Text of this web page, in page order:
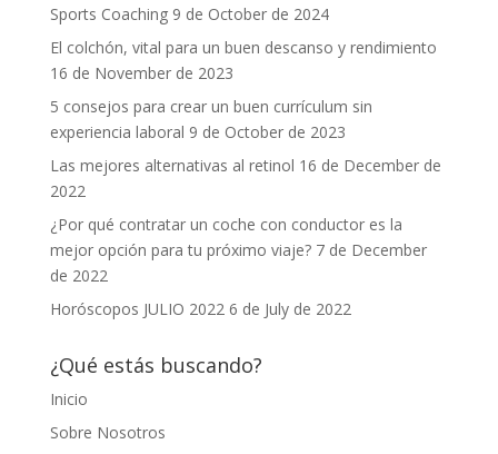
Sports Coaching 9 de October de 2024
El colchón, vital para un buen descanso y rendimiento
16 de November de 2023
5 consejos para crear un buen currículum sin
experiencia laboral 9 de October de 2023
Las mejores alternativas al retinol 16 de December de
2022
¿Por qué contratar un coche con conductor es la
mejor opción para tu próximo viaje? 7 de December
de 2022
Horóscopos JULIO 2022 6 de July de 2022
¿Qué estás buscando?
Inicio
Sobre Nosotros